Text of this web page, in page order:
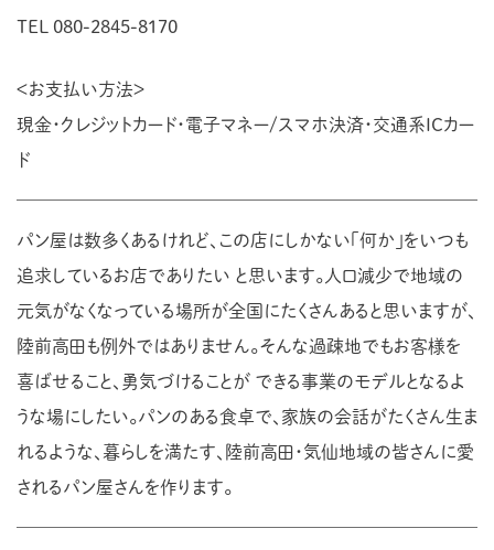
TEL 080-2845-8170
＜お支払い方法＞
現金・クレジットカード・電子マネー/スマホ決済・交通系ICカー
ド
パン屋は数多くあるけれど、この店にしかない「何か」をいつも
追求しているお店でありたい と思います。人口減少で地域の
元気がなくなっている場所が全国にたくさんあると思いますが、
陸前高田も例外ではありません。そんな過疎地でもお客様を
喜ばせること、勇気づけることが できる事業のモデルとなるよ
うな場にしたい。パンのある食卓で、家族の会話がたくさん生ま
れるような、暮らしを満たす、陸前高田・気仙地域の皆さんに愛
されるパン屋さんを作ります。